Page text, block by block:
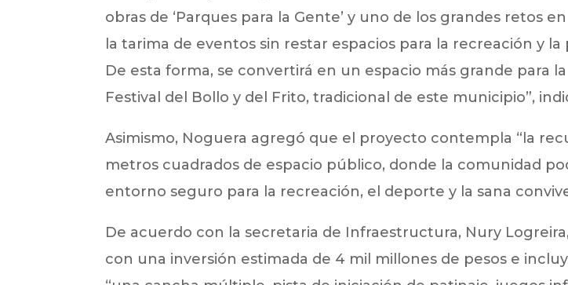
obras de ‘Parques para la Gente’ y uno de los grandes retos
la tarima de eventos sin restar espacios para la recreación y
De esta forma, se convertirá en un espacio más grande para
Festival del Bollo y del Frito, tradicional de este municipio”,
Asimismo, Noguera agregó que el proyecto contempla “la
metros cuadrados de espacio público, donde la comunidad
entorno seguro para la recreación, el deporte y la sana
De acuerdo con la secretaria de Infraestructura, Nury
con una inversión estimada de 4 mil millones de pesos e